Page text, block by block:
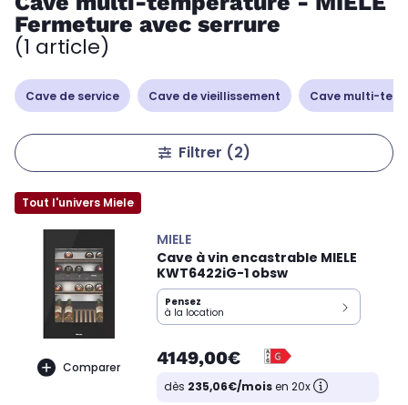
Fermeture avec serrure
(1 article)
Cave de service Cave de vieillissement Cave multi-
Filtrer (2)
Tout l'univers Miele
Comparer
MIELE
Cave à vin encastrable MIELE
KWT6422iG-1 obsw
Pensez
à la location
4149,00€
dès 235,06€/moisen 20x